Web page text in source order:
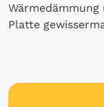
Platte